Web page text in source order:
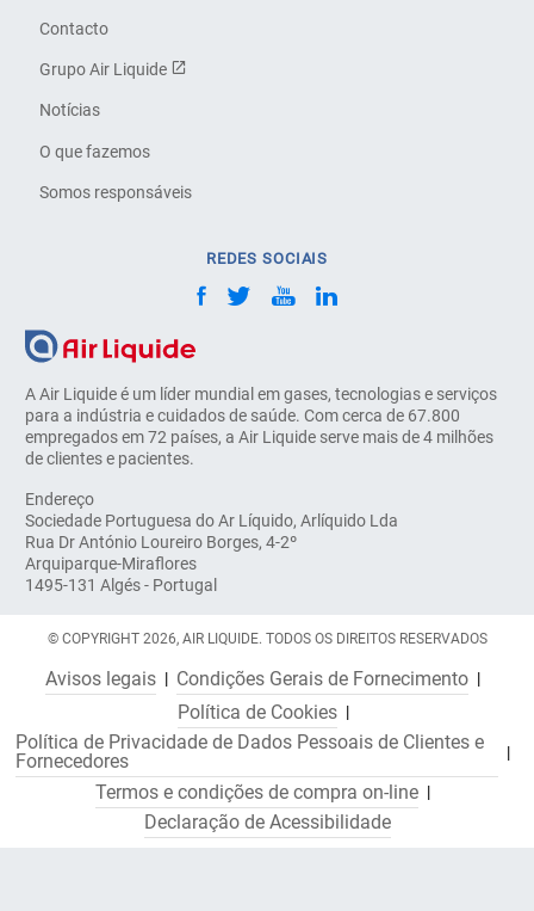
A Air Liquide é um líder mundial em gases, tecnologias e serviços
para a indústria e cuidados de saúde. Com cerca de 67.800
empregados em 72 países, a Air Liquide serve mais de 4 milhões
de clientes e pacientes.
Endereço
Sociedade Portuguesa do Ar Líquido, Arlíquido Lda
Rua Dr António Loureiro Borges, 4-2º
Arquiparque-Miraflores
1495-131 Algés - Portugal
Contacto
Grupo Air Liquide
Notícias
O que fazemos
Somos responsáveis
REDES SOCIAIS
© COPYRIGHT 2026, AIR LIQUIDE. TODOS OS DIREITOS RESERVADOS
Avisos legais
Condições Gerais de Fornecimento
Política de Cookies
Política de Privacidade de Dados Pessoais de Clientes e
Fornecedores
Termos e condições de compra on-line
Declaração de Acessibilidade